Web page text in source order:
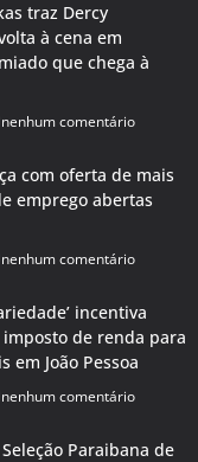
traz Dercy
à cena em
que chega à
nenhum comentário
com oferta de mais
emprego abertas
nenhum comentário
incentiva
de renda para
em João Pessoa
nenhum comentário
Paraibana de